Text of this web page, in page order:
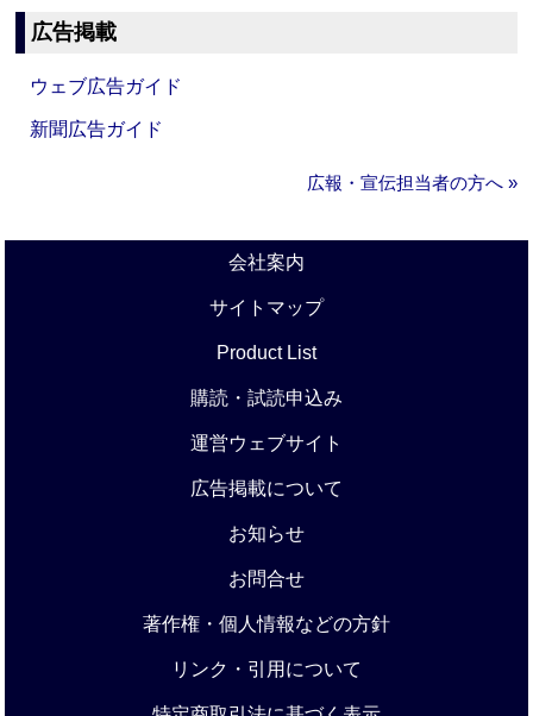
広告掲載
ウェブ広告ガイド
新聞広告ガイド
広報・宣伝担当者の方へ »
会社案内
サイトマップ
Product List
購読・試読申込み
運営ウェブサイト
広告掲載について
お知らせ
お問合せ
著作権・個人情報などの方針
リンク・引用について